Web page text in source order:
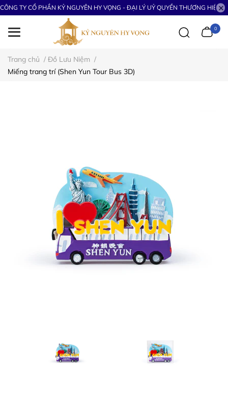
CÔNG TY CỔ PHẦN KỶ NGUYÊN HY VỌNG - ĐẠI LÝ UỶ QUYỀN THƯƠNG HIỆU
0
Trang chủ / Đồ Lưu Niệm /
Miếng trang trí (Shen Yun Tour Bus 3D)